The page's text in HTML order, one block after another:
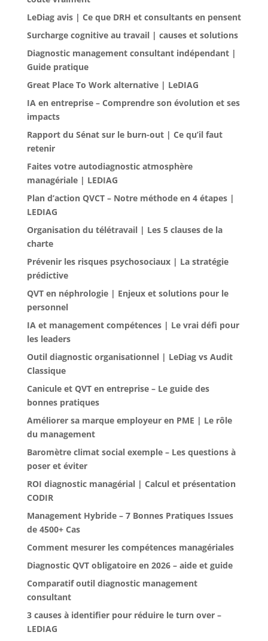
LeDiag avis | Ce que DRH et consultants en pensent
Surcharge cognitive au travail | causes et solutions
Diagnostic management consultant indépendant |
Guide pratique
Great Place To Work alternative | LeDIAG
IA en entreprise – Comprendre son évolution et ses
impacts
Rapport du Sénat sur le burn-out | Ce qu’il faut
retenir
Faites votre autodiagnostic atmosphère
managériale | LEDIAG
Plan d’action QVCT – Notre méthode en 4 étapes |
LEDIAG
Organisation du télétravail | Les 5 clauses de la
charte
Prévenir les risques psychosociaux | La stratégie
prédictive
QVT en néphrologie | Enjeux et solutions pour le
personnel
IA et management compétences | Le vrai défi pour
les leaders
Outil diagnostic organisationnel | LeDiag vs Audit
Classique
Canicule et QVT en entreprise – Le guide des
bonnes pratiques
Améliorer sa marque employeur en PME | Le rôle
du management
Baromètre climat social exemple – Les questions à
poser et éviter
ROI diagnostic managérial | Calcul et présentation
CODIR
Management Hybride – 7 Bonnes Pratiques Issues
de 4500+ Cas
Comment mesurer les compétences managériales
Diagnostic QVT obligatoire en 2026 – aide et guide
Comparatif outil diagnostic management
consultant
3 causes à identifier pour réduire le turn over –
LEDIAG